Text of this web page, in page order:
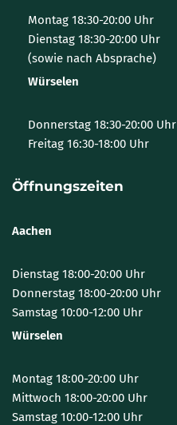
Montag 18:30-20:00 Uhr
Dienstag 18:30-20:00 Uhr
(sowie nach Absprache)
Würselen
Donnerstag 18:30-20:00 Uhr
Freitag 16:30-18:00 Uhr
Öffnungszeiten
Aachen
Dienstag 18:00-20:00 Uhr
Donnerstag 18:00-20:00 Uhr
Samstag 10:00-12:00 Uhr
Würselen
Montag 18:00-20:00 Uhr
Mittwoch 18:00-20:00 Uhr
Samstag 10:00-12:00 Uhr